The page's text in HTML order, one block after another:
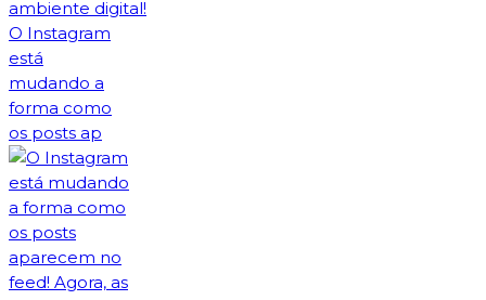
O Instagram
está
mudando a
forma como
os posts ap